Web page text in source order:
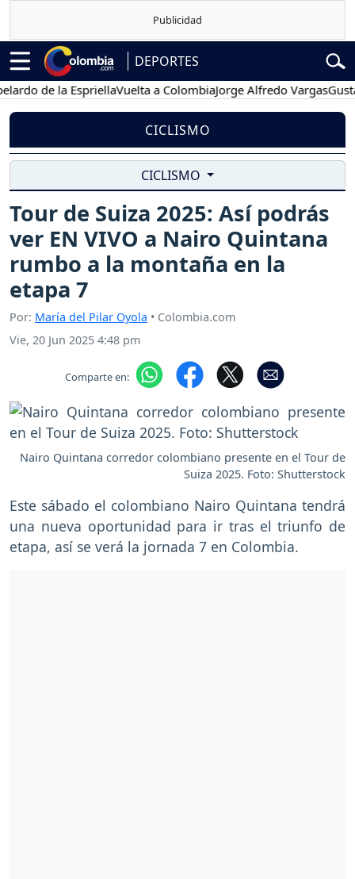
DEPORTES
de la EspriellaVuelta a ColombiaJorge Alfredo VargasGustavo
CICLISMO
CICLISMO
Tour de Suiza 2025: Así podrás
ver EN VIVO a Nairo Quintana
rumbo a la montaña en la
etapa 7
Por: María del Pilar Oyola • Colombia.com
Vie, 20 Jun 2025 4:48 pm
Comparte en:
Nairo Quintana corredor colombiano presente en el Tour de
Suiza 2025. Foto: Shutterstock
Este sábado el colombiano Nairo Quintana tendrá
una nueva oportunidad para ir tras el triunfo de
etapa, así se verá la jornada 7 en Colombia.